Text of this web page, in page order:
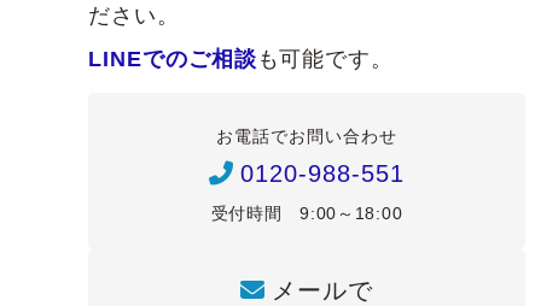
ださい。
LINEでのご相談 も可能です。
お電話でお問い合わせ
0120-988-551
受付時間 9:00～18:00
メールで